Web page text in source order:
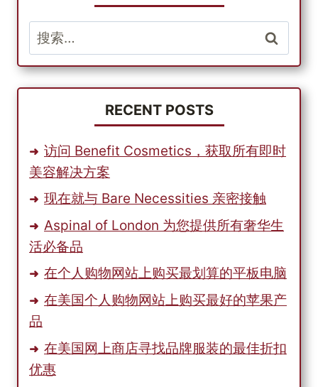
优
搜
索：
RECENT POSTS
访问 Benefit Cosmetics，获取所有即时
美容解决方案
现在就与 Bare Necessities 亲密接触
Aspinal of London 为您提供所有奢华生
活必备品
在个人购物网站上购买最划算的平板电脑
在美国个人购物网站上购买最好的苹果产
品
在美国网上商店寻找品牌服装的最佳折扣
优惠